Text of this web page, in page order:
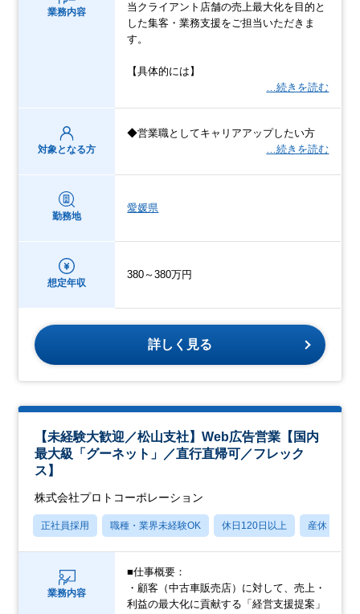
業務内容
当クライアント店舗の売上最大化を目的と
した集客・業務支援をご担当いただきま
す。
【具体的には】
…続きを読む
対象となる方
◆営業職としてキャリアアップしたい方
…続きを読む
勤務地
愛媛県
想定年収
380～380万円
詳しく見る
【未経験大歓迎／松山支社】Web広告営業【国内
最大級「グーネット」／直行直帰可／フレック
ス】
株式会社プロトコーポレーション
正社員採用 職種・業界未経験OK 休日120日以上 産休・育休
業務内容
■仕事概要：
・顧客（中古車販売店）に対して、売上・
利益の最大化に貢献する「経営支援提案」